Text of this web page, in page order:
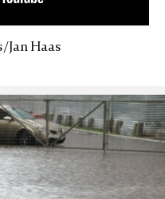
Jan Haas